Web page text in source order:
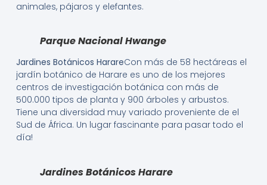
animales, pájaros y elefantes.
Parque Nacional Hwange
Jardines Botánicos HarareCon más de 58 hectáreas el
jardín botánico de Harare es uno de los mejores
centros de investigación botánica con más de
500.000 tipos de planta y 900 árboles y arbustos.
Tiene una diversidad muy variado proveniente de el
Sud de África. Un lugar fascinante para pasar todo el
día!
Jardines Botánicos Harare